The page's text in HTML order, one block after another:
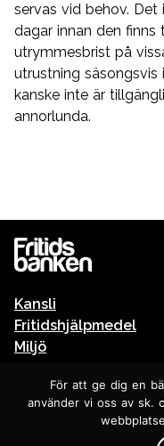
servas vid behov.
dagar innan den
utrymmesbrist på
utrustning
kanske inte är
annorlunda.
Kansli
Fritidshjälpmedel
Miljö
In english
För att ge dig en
använder vi oss av sk.